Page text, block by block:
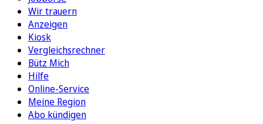
Wir trauern
Anzeigen
Kiosk
Vergleichsrechner
Bütz Mich
Hilfe
Online-Service
Meine Region
Abo kündigen